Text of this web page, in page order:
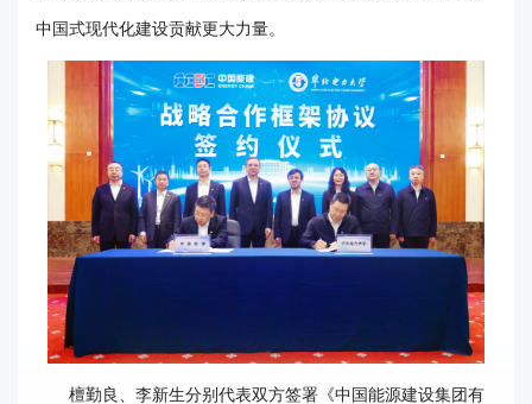
中国式现代化建设贡献更大力量。
檀勤良、李新生分别代表双方签署《中国能源建设集团有